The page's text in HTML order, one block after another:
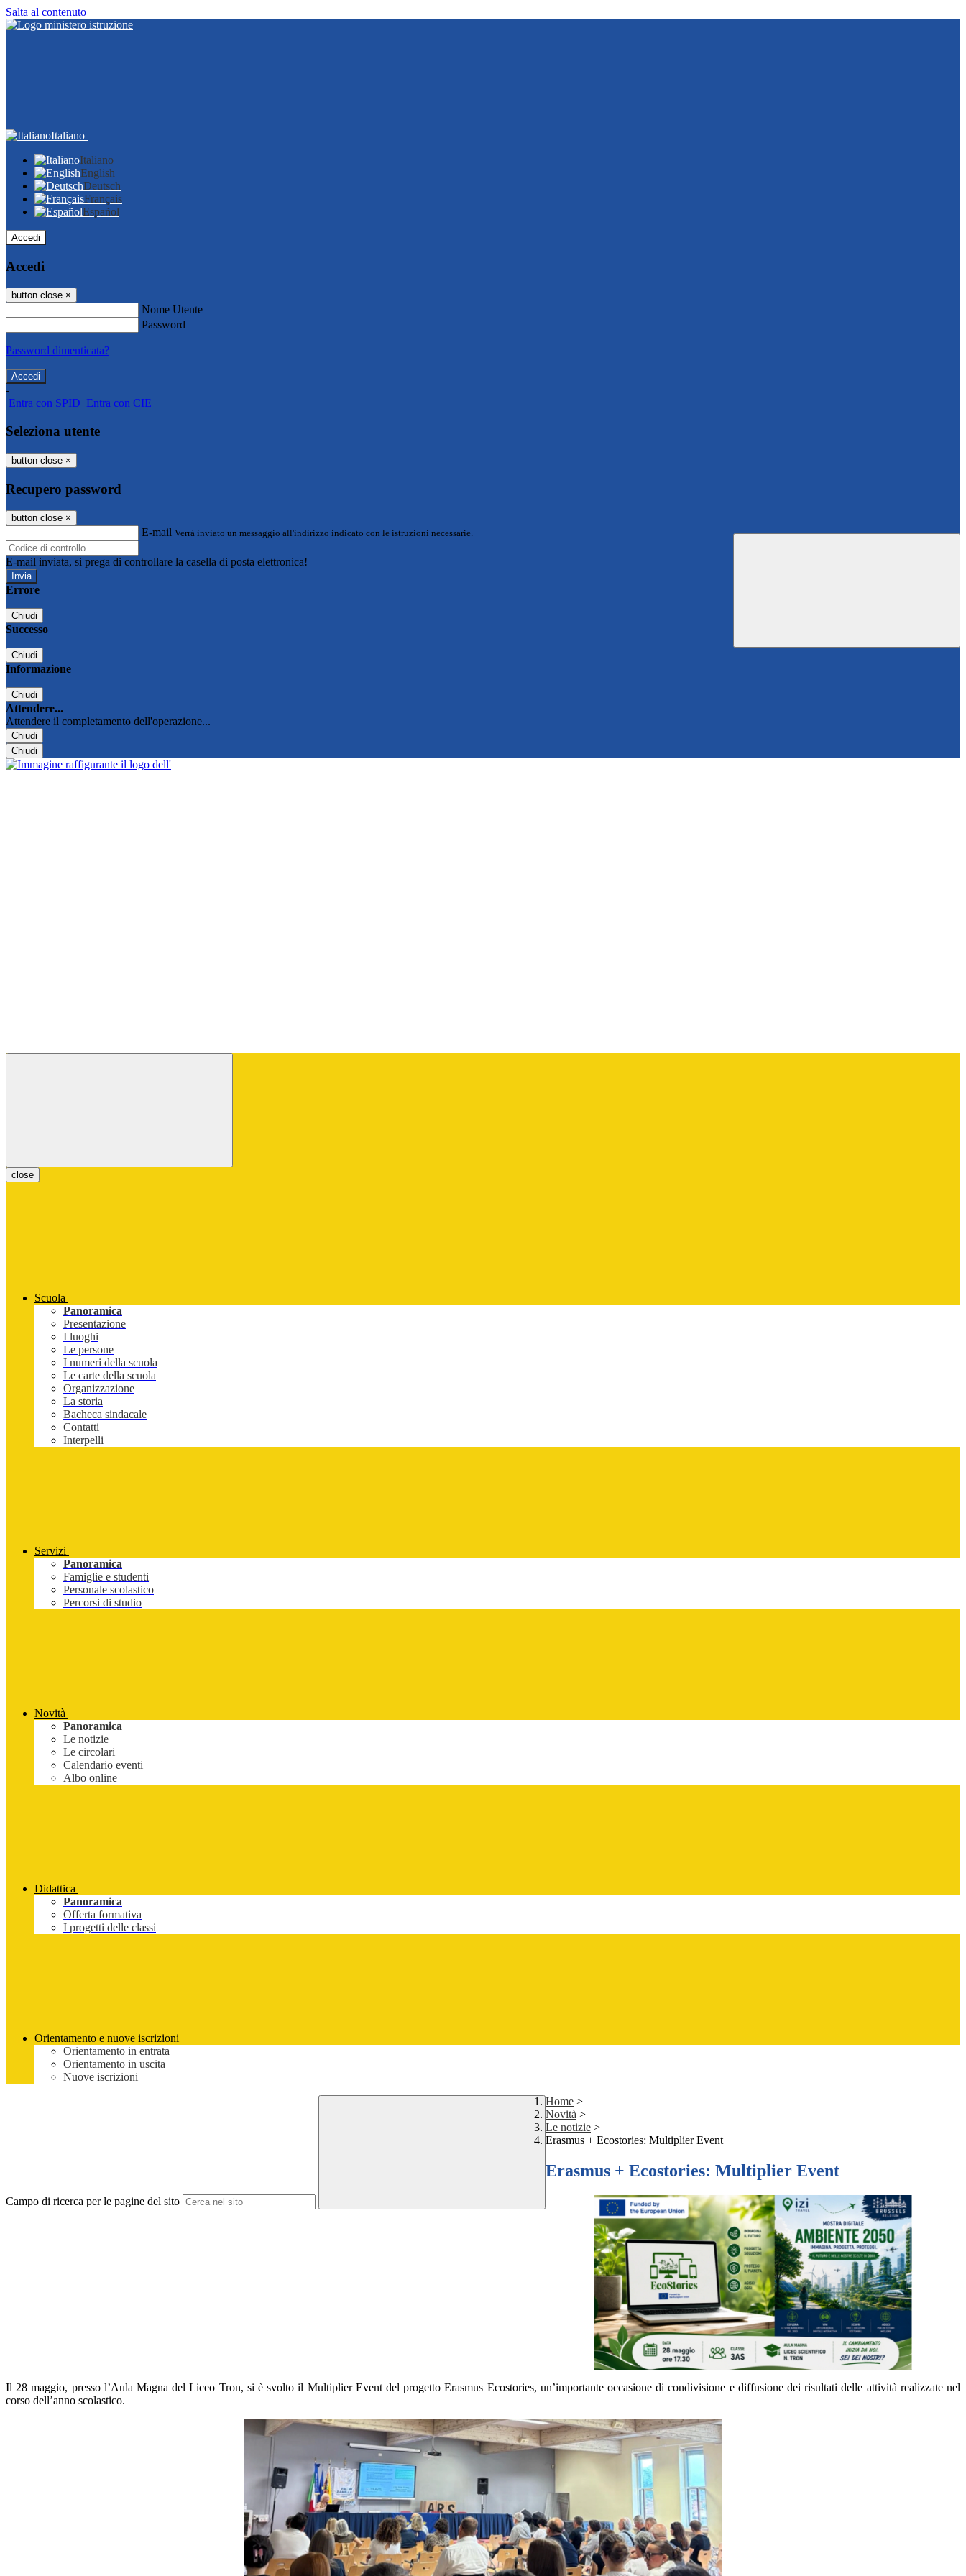
Salta al contenuto
Italiano
Italiano
English
Deutsch
Français
Español
Accedi
Accedi
button close ×
Nome Utente
Password
Password dimenticata?
-
Entra con SPID Entra con CIE
Seleziona utente
button close ×
Recupero password
button close ×
E-mail Verrà inviato un messaggio all'indirizzo indicato con le istruzioni necessarie.
E-mail inviata, si prega di controllare la casella di posta elettronica!
Errore
Chiudi
Successo
Chiudi
Informazione
Chiudi
Attendere...
Attendere il completamento dell'operazione...
Chiudi
Chiudi
close
Scuola
Panoramica
Presentazione
I luoghi
Le persone
I numeri della scuola
Le carte della scuola
Organizzazione
La storia
Bacheca sindacale
Contatti
Interpelli
Servizi
Panoramica
Famiglie e studenti
Personale scolastico
Percorsi di studio
Novità
Panoramica
Le notizie
Le circolari
Calendario eventi
Albo online
Didattica
Panoramica
Offerta formativa
I progetti delle classi
Orientamento e nuove iscrizioni
Orientamento in entrata
Orientamento in uscita
Nuove iscrizioni
Campo di ricerca per le pagine del sito
Home >
Novità >
Le notizie >
Erasmus + Ecostories: Multiplier Event
Erasmus + Ecostories: Multiplier Event
Il 28 maggio, presso l’Aula Magna del Liceo Tron, si è svolto il Multiplier Event del progetto Erasmus Ecostories, un’importante occasione di condivisione e diffusione dei risultati delle attività realizzate nel
corso dell’anno scolastico.